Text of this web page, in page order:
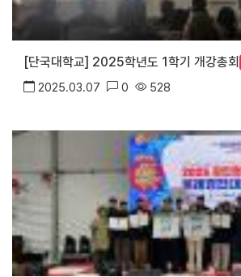
[단국대학교] 2025학년도 1학기 개강총회
2025.03.07 0 528